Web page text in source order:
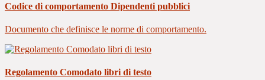
Codice di comportamento Dipendenti pubblici
Documento che definisce le norme di comportamento.
Regolamento Comodato libri di testo